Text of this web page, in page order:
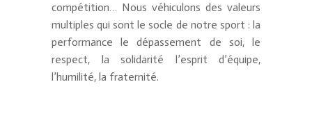
compétition… Nous véhiculons des valeurs
multiples qui sont le socle de notre sport : la
performance le dépassement de soi, le
respect, la solidarité l’esprit d’équipe,
l’humilité, la fraternité.